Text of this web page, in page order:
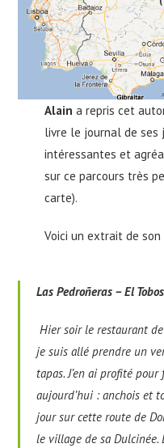
Alain a repris cet
livre le journal de ses
intéressantes et
sur ce parcours très
carte).
Voici un extrait de son
Las Pedroñeras – El
Hier soir le restaurant
je suis allé prendre un
tapas. J’en ai profité
aujourd’hui : anchois et
jour sur cette route de
le village de sa Dulcinée.